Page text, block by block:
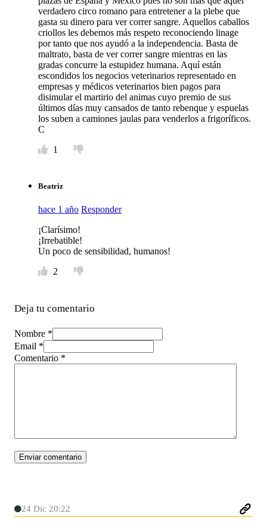
verdadero circo romano para entretener a la plebe que
gasta su dinero para ver correr sangre. Aquellos caballos
criollos les debemos más respeto reconociendo linage
por tanto que nos ayudó a la independencia. Basta de
maltrato, basta de ver correr sangre mientras en las
gradas concurre la estupidez humana. Aquí están
escondidos los negocios veterinarios representado en
empresas y médicos veterinarios bien pagos para
disimular el martirio del animas cuyo premio de sus
últimos días muy cansados de tanto rebenque y espuelas
los suben a camiones jaulas para venderlos a frigoríficos.
C
1
Beatriz
hace 1 año Responder
¡Clarísimo!
¡Irrebatible!
Un poco de sensibilidad, humanos!
2
Deja tu comentario
Nombre *
Email *
Comentario *
24 Dic 20:22